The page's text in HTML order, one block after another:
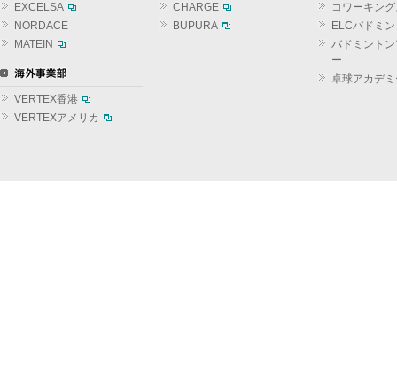
EXCELSA
NORDACE
MATEIN
VERTEX香港
VERTEXアメリカ
CHARGE
BUPURA
コワーキン
ELCバドミ
バドミント
ー
卓球アカデ